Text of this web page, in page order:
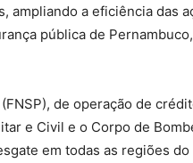
a eficiência das
pública de
de operação de
e Civil e o Corpo de
em todas as regiões